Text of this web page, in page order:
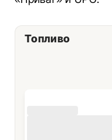
Топливо